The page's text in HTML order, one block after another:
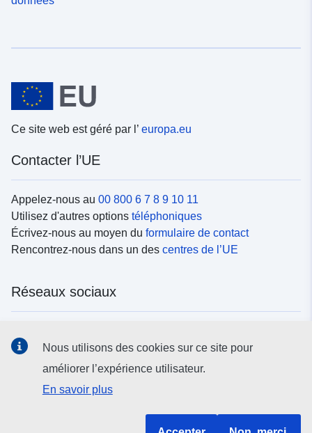
Ce site web est géré par l’ europa.eu
Contacter l’UE
Appelez-nous au 00 800 6 7 8 9 10 11
Utilisez d'autres options téléphoniques
Écrivez-nous au moyen du formulaire de contact
Rencontrez-nous dans un des centres de l’UE
Réseaux sociaux
Institutions et organes de l’UE
Nous utilisons des cookies sur ce site pour
améliorer l’expérience utilisateur.
En savoir plus